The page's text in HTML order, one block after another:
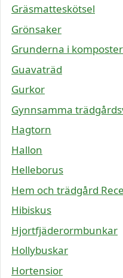
Gräsmatteskötsel
Grönsaker
Grunderna i
Guavaträd
Gurkor
Gynnsamma
Hagtorn
Hallon
Helleborus
Hem och trädgård
Hibiskus
Hjortfjäderormbunkar
Hollybuskar
Hortensior